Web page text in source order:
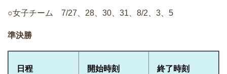
○女子チーム 7/27、28、30、31、8/2、3、5
準決勝
日程 開始時刻 終了時刻